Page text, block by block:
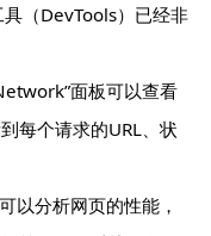
（DevTools）已经非
面板可以查看
每个请求的URL、状
以分析网页的性能，